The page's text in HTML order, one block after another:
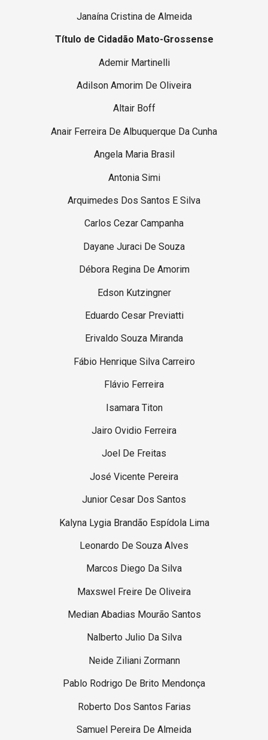
Janaína Cristina de Almeida
Título de Cidadão Mato-Grossense
Ademir Martinelli
Adilson Amorim De Oliveira
Altair Boff
Anair Ferreira De Albuquerque Da Cunha
Angela Maria Brasil
Antonia Simi
Arquimedes Dos Santos E Silva
Carlos Cezar Campanha
Dayane Juraci De Souza
Débora Regina De Amorim
Edson Kutzingner
Eduardo Cesar Previatti
Erivaldo Souza Miranda
Fábio Henrique Silva Carreiro
Flávio Ferreira
Isamara Titon
Jairo Ovidio Ferreira
Joel De Freitas
José Vicente Pereira
Junior Cesar Dos Santos
Kalyna Lygia Brandão Espídola Lima
Leonardo De Souza Alves
Marcos Diego Da Silva
Maxswel Freire De Oliveira
Median Abadias Mourão Santos
Nalberto Julio Da Silva
Neide Ziliani Zormann
Pablo Rodrigo De Brito Mendonça
Roberto Dos Santos Farias
Samuel Pereira De Almeida